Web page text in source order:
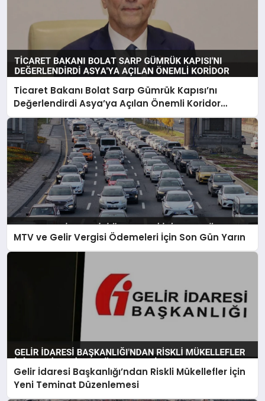
Ticaret Bakanı Bolat Sarp Gümrük Kapısı’nı
Değerlendirdi Asya’ya Açılan Önemli Koridor
Vurgusu
MTV ve Gelir Vergisi Ödemeleri İçin Son Gün Yarın
Gelir İdaresi Başkanlığı’ndan Riskli Mükellefler İçin
Yeni Teminat Düzenlemesi